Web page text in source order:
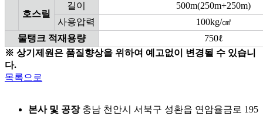
호스릴
길이
500m(250m+250m)
사용압력
100kg/㎠
물탱크 적재용량
750ℓ
※ 상기제원은 품질향상을 위하여 예고없이 변경될 수 있습니
다.
목록으로
본사 및 공장 충남 천안시 서북구 성환읍 연암율금로 195